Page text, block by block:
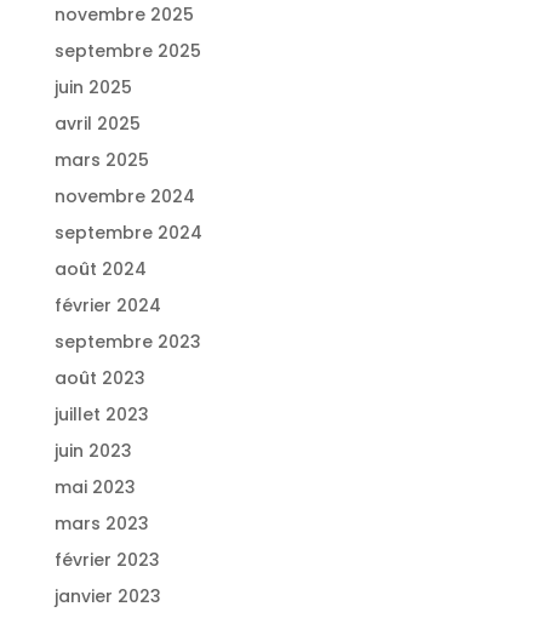
novembre 2025
septembre 2025
juin 2025
avril 2025
mars 2025
novembre 2024
septembre 2024
août 2024
février 2024
septembre 2023
août 2023
juillet 2023
juin 2023
mai 2023
mars 2023
février 2023
janvier 2023